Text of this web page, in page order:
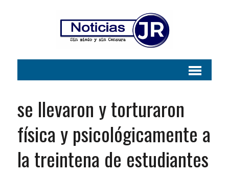
se llevaron y torturaron
física y psicológicamente a
la treintena de estudiantes